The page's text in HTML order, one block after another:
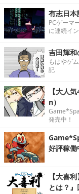
有志日本
PCゲーマ
に連続イ
吉田輝
もはやゲ
記
【大人
n）
発売中！
好評稼働
【大喜
とは？』